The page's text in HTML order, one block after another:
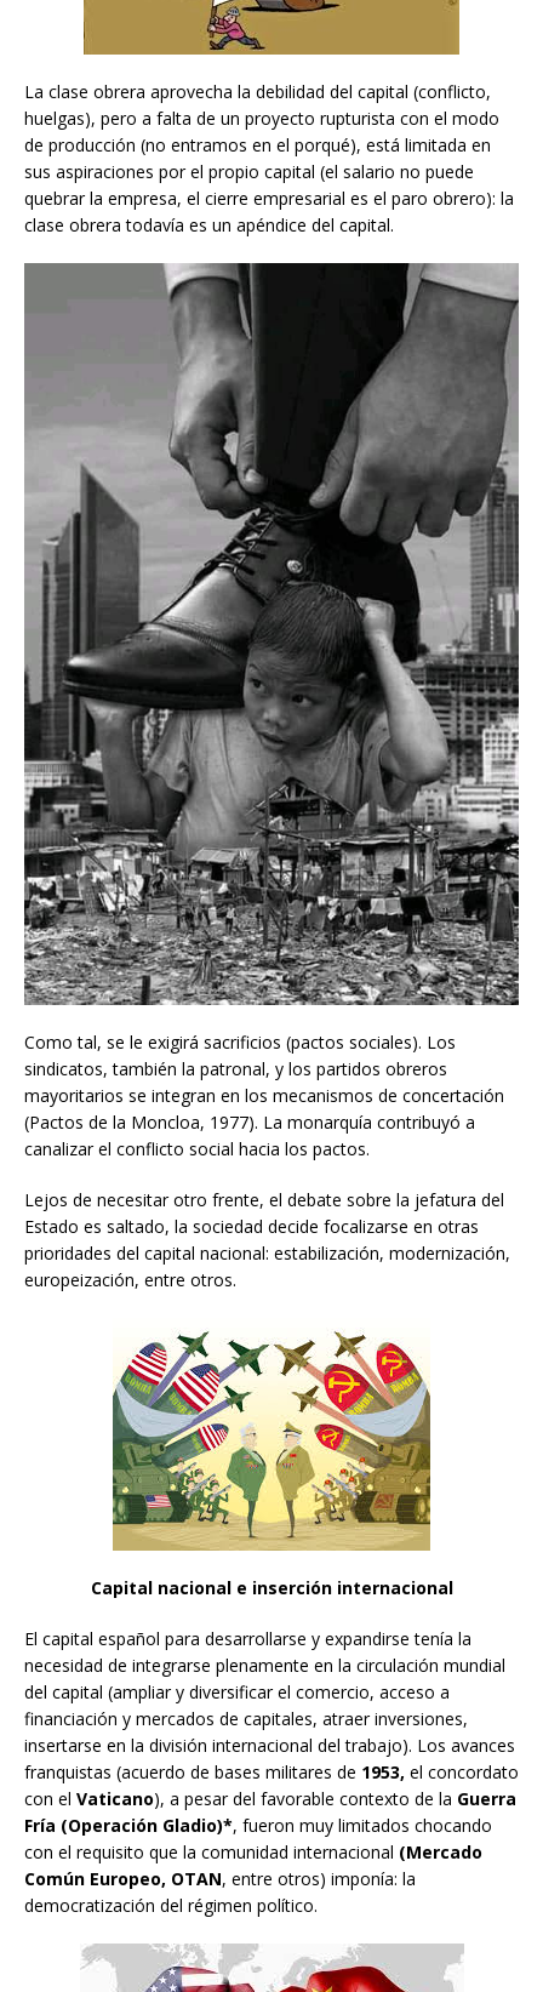
La clase obrera aprovecha la debilidad del capital (conflicto,
huelgas), pero a falta de un proyecto rupturista con el modo
de producción (no entramos en el porqué), está limitada en
sus aspiraciones por el propio capital (el salario no puede
quebrar la empresa, el cierre empresarial es el paro obrero): la
clase obrera todavía es un apéndice del capital.
Como tal, se le exigirá sacrificios (pactos sociales). Los
sindicatos, también la patronal, y los partidos obreros
mayoritarios se integran en los mecanismos de concertación
(Pactos de la Moncloa, 1977). La monarquía contribuyó a
canalizar el conflicto social hacia los pactos.
Lejos de necesitar otro frente, el debate sobre la jefatura del
Estado es saltado, la sociedad decide focalizarse en otras
prioridades del capital nacional: estabilización, modernización,
europeización, entre otros.
Capital nacional e inserción internacional
El capital español para desarrollarse y expandirse tenía la
necesidad de integrarse plenamente en la circulación mundial
del capital (ampliar y diversificar el comercio, acceso a
financiación y mercados de capitales, atraer inversiones,
insertarse en la división internacional del trabajo). Los avances
franquistas (acuerdo de bases militares de 1953, el concordato
con el Vaticano), a pesar del favorable contexto de la Guerra
Fría (Operación Gladio)*, fueron muy limitados chocando
con el requisito que la comunidad internacional (Mercado
Común Europeo, OTAN, entre otros) imponía: la
democratización del régimen político.